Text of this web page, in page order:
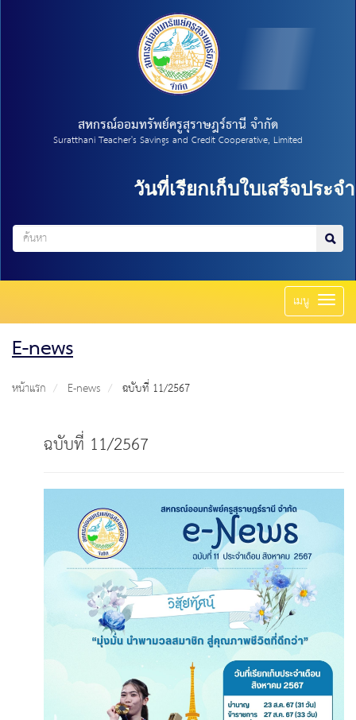
สหกรณ์ออมทรัพย์ครูสุราษฎร์ธานี จำกัด
Suratthani Teacher's Savings and Credit Cooperative, Limited
วันที่เรียกเก็บใบเสร็จประจำเ
เมนู Toggle
E-news
หน้าแรก E-news ฉบับที่ 11/2567
ฉบับที่ 11/2567